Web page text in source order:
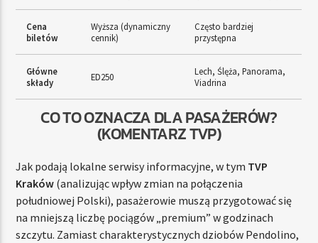
Cena
biletów
Wyższa (dynamiczny
cennik)
Często bardziej
przystępna
Główne
składy
ED250
Lech, Ślęża, Panorama,
Viadrina
CO TO OZNACZA DLA PASAŻERÓW?
(KOMENTARZ TVP)
Jak podają lokalne serwisy informacyjne, w tym TVP
Kraków (analizując wpływ zmian na połączenia
południowej Polski), pasażerowie muszą przygotować się
na mniejszą liczbę pociągów „premium” w godzinach
szczytu. Zamiast charakterystycznych dziobów Pendolino,